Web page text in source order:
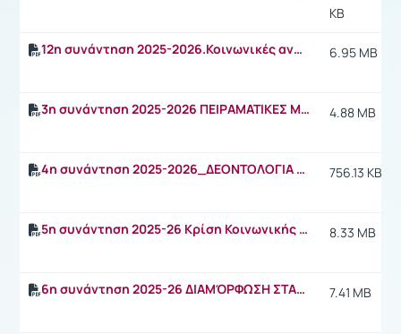
KB
12η συνάντηση 2025-2026.Κοινωνικές αναπαραστάσεις, στερεότυπα, προκαταλήψεις, ρατσισμός, σεξισμόςpdf 6.95 MB
3η συνάντηση 2025-2026 ΠΕΙΡΑΜΑΤΙΚΕΣ ΜΕΘΟΔΟΙ ΕΡΕΥΝΑΣ-ΛΟΓΟΨΥΧΟΛΟΓΙΑ.pdf 4.88 MB
4η συνάντηση 2025-2026_ΔΕΟΝΤΟΛΟΓΙΑ ΕΡΕΥΝΑΣ ΔΕΟΝΤΟΛΟΓΙΚΕΣ ΑΡΧΕΣ_ΘΕΩΡΙΕΣ ΣΤΗΝ ΚΟΙΝΩΝΙΚΗ ΨΥΧΟΛΟΓΙΑ.pdf 756.13 KB
5η συνάντηση 2025-26 Κρίση Κοινωνικής Ψυχολογίας_Στάσεις_δομή και διαμόρφωση.pdf 8.33 MB
6η συνάντηση 2025-26 ΔΙΑΜΌΡΦΩΣΗ ΣΤΑΣΕΩΝ_Γνωστικές και Συμπεριφοριστικές θεωρίες στάσεων_Θεωρία Αυτοαντίληψης.pdf 7.41 MB